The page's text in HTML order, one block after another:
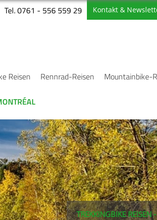
Tel. 0761 - 556 559 29 Kontakt &
Reisen Rennrad-Reisen Mountainbike-
TREKKINGBIKE REISEN